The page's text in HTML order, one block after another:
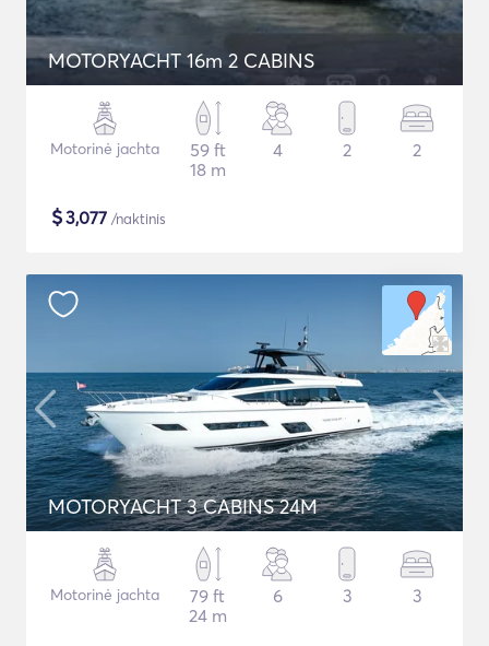
MOTORYACHT 16m 2 CABINS
Motorinė jachta
59 ft
18 m
4 2 2
$3,077 /naktinis
MOTORYACHT 3 CABINS 24M
Motorinė jachta
79 ft
24 m
6 3 3